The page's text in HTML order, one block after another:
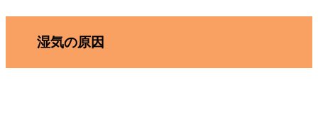
湿気の原因